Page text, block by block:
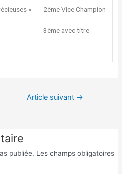
» 2ème Vice Champion
3ème avec titre
Article suivant →
publiée. Les champs obligatoires